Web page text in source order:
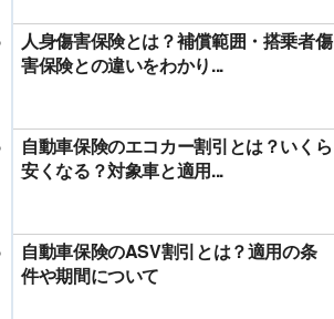
人身傷害保険とは？補償範囲・搭乗者傷
害保険との違いをわかり...
自動車保険のエコカー割引とは？いくら
安くなる？対象車と適用...
自動車保険のASV割引とは？適用の条
件や期間について